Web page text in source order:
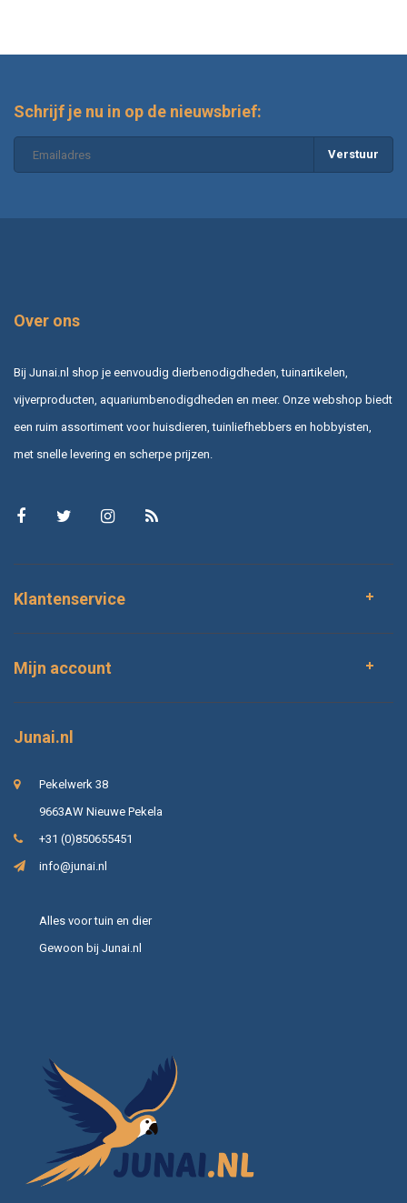
Schrijf je nu in op de nieuwsbrief:
Verstuur
Over ons
Bij Junai.nl shop je eenvoudig dierbenodigdheden, tuinartikelen,
vijverproducten, aquariumbenodigdheden en meer. Onze webshop biedt
een ruim assortiment voor huisdieren, tuinliefhebbers en hobbyisten,
met snelle levering en scherpe prijzen.
Klantenservice
Mijn account
Junai.nl
Pekelwerk 38
9663AW Nieuwe Pekela
+31 (0)850655451
info@junai.nl
Alles voor tuin en dier
Gewoon bij Junai.nl